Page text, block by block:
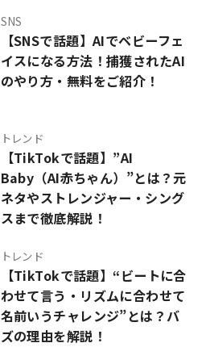
SNS
【SNSで話題】AIでベビーフェ
イスになる方法！捕獲されたAI
のやり方・無料をご紹介！
トレンド
【TikTokで話題】”AI
Baby（AI赤ちゃん）”とは？元
ネタやストレンジャー・シング
スまで徹底解説！
トレンド
【TikTokで話題】“ビートに合
わせて言う・リズムに合わせて
名前いうチャレンジ”とは？バ
ズの理由を解説！